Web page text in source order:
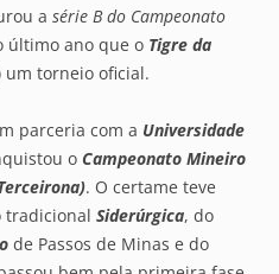
a série B do Campeonato
último ano que o Tigre da
um torneio oficial.
parceria com a Universidade
o Campeonato Mineiro
. O certame teve
tradicional Siderúrgica, do
de Passos de Minas e do